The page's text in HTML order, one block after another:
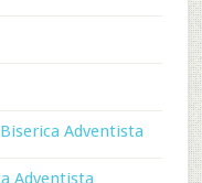
Adventista
Adventista